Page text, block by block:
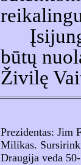
būtų
Živilę
Prezidentas: Jim
Milikas.
Draugija veda